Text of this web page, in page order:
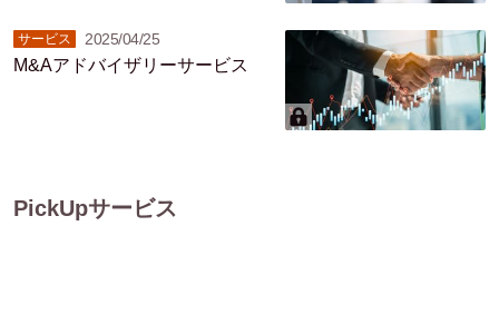
サービス 2025/04/25
M&Aアドバイザリーサービス
PickUpサービス